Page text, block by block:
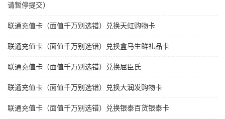
请暂停提交）
联通充值卡（面值千万别选错）兑换天虹购物卡
联通充值卡（面值千万别选错）兑换盒马生鲜礼品卡
联通充值卡（面值千万别选错）兑换屈臣氏
联通充值卡（面值千万别选错）兑换大润发购物卡
联通充值卡（面值千万别选错）兑换银泰百货银泰卡